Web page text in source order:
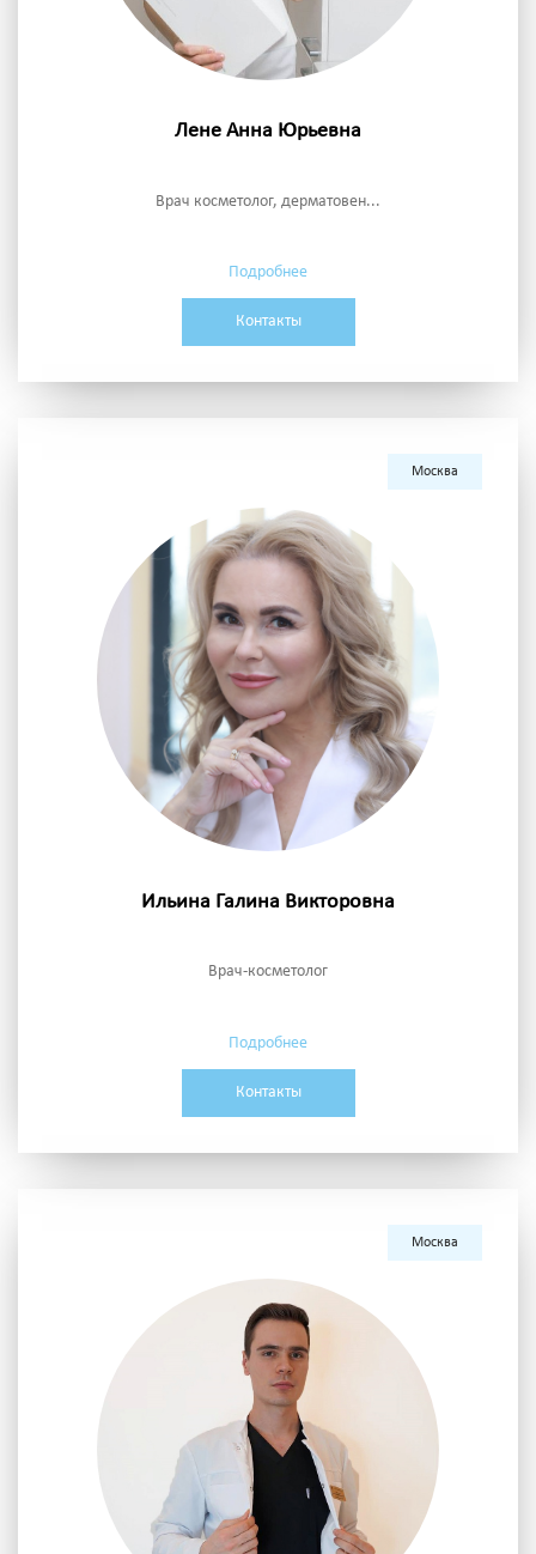
Лене Анна Юрьевна
Врач косметолог, дерматовен...
Подробнее
Контакты
Москва
Ильина Галина Викторовна
Врач-косметолог
Подробнее
Контакты
Москва